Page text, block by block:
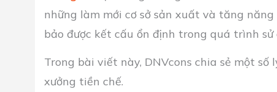
những làm mới cơ sở sản xuất và tăng
bảo được kết cấu ổn định trong quá trình sử
Trong bài viết này, DNVcons chia sẻ một
xưởng tiền chế.